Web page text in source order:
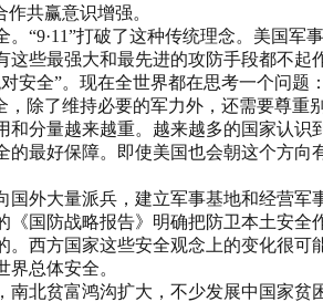
共赢意识增强。
“9·11”打破了这种传统理念。美国军
些最强大和最先进的攻防手段都不起
安全”。现在全世界都在思考一个问题
除了维持必要的军力外，还需要尊重
分量越来越重。越来越多的国家认识
最好保障。即使美国也会朝这个方向
外大量派兵，建立军事基地和经营军
国防战略报告》明确把防卫本土安全
西方国家这些安全观念上的变化很可
总体安全。
北贫富鸿沟扩大，不少发展中国家贫